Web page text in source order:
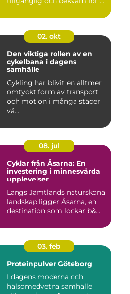
02. okt
Den viktiga rollen av en
cykelbana i dagens
samhälle
Cykling har blivit en alltmer
omtyckt form av transport
och motion i många städer
vä...
08. jul
Cyklar från Åsarna: En
investering i minnesvärda
upplevelser
Längs Jämtlands natursköna
landskap ligger Åsarna, en
destination som lockar b&...
03. feb
Proteinpulver Göteborg
I dagens moderna och
hälsomedvetna samhälle